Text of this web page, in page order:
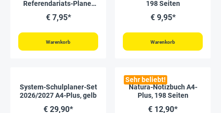
Referendariats-Planer
€ 7,95*
Warenkorb
198 Seiten
€ 9,95*
Warenkorb
System-Schulplaner-Set
2026/2027 A4-Plus, gelb
€ 29,90*
Sehr beliebt!
Natura-Notizbuch A4-
Plus, 198 Seiten
€ 12,90*